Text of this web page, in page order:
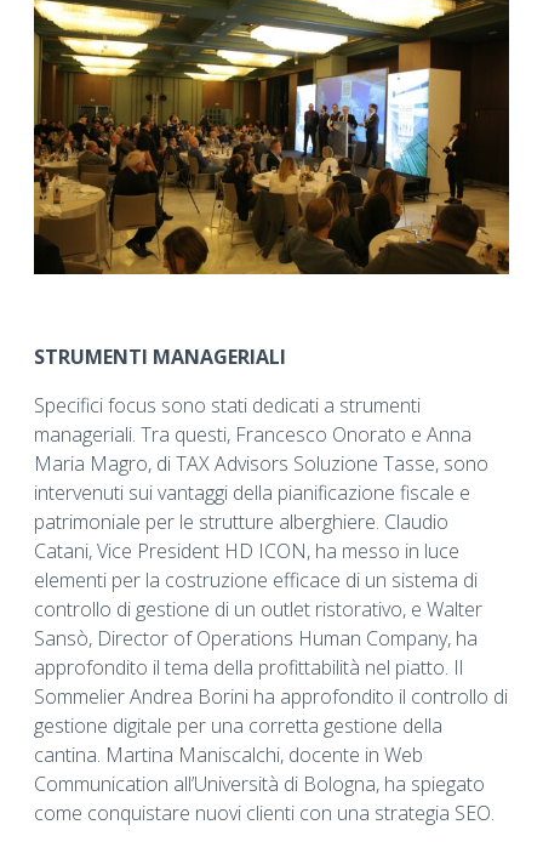
STRUMENTI MANAGERIALI
Specifici focus sono stati dedicati a strumenti
manageriali. Tra questi, Francesco Onorato e Anna
Maria Magro, di TAX Advisors Soluzione Tasse, sono
intervenuti sui vantaggi della pianificazione fiscale e
patrimoniale per le strutture alberghiere. Claudio
Catani, Vice President HD ICON, ha messo in luce
elementi per la costruzione efficace di un sistema di
controllo di gestione di un outlet ristorativo, e Walter
Sansò, Director of Operations Human Company, ha
approfondito il tema della profittabilità nel piatto. Il
Sommelier Andrea Borini ha approfondito il controllo di
gestione digitale per una corretta gestione della
cantina. Martina Maniscalchi, docente in Web
Communication all’Università di Bologna, ha spiegato
come conquistare nuovi clienti con una strategia SEO.